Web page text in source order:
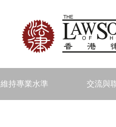
維持專業水準 交流與